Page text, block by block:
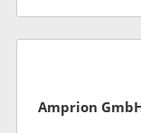
Amprion GmbH